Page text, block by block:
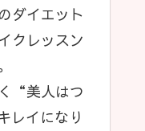
ダイエット
クレッスン
“美人はつ
レイになり